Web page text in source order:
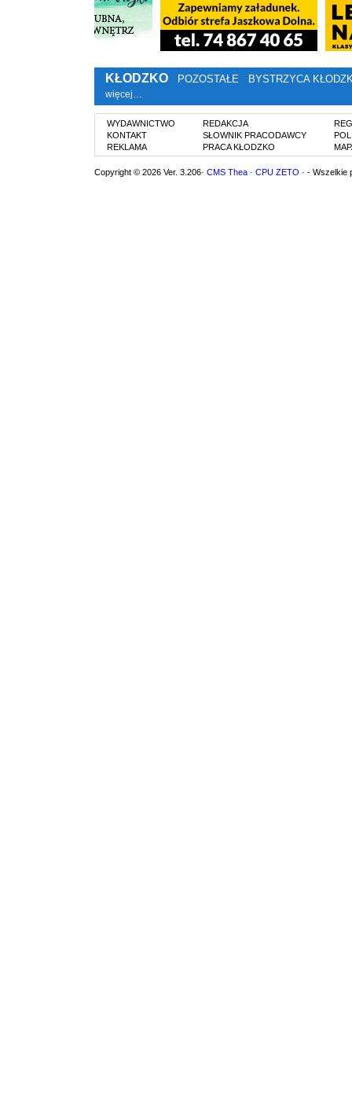
KŁODZKO POZOSTAŁE BYSTRZYCA
więcej…
WYDAWNICTWO
KONTAKT
REKLAMA
REDAKCJA
SŁOWNIK PRACODAWCY
PRACA KŁODZKO
Copyright © 2026 Ver. 3.206· CMS Thea · CPU ZETO · - Wszelkie